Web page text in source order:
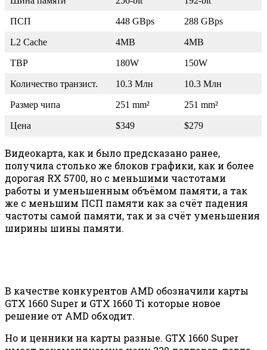
ПСП 448 GBps 288 GBps
L2 Cache 4MB 4MB
TBP 180W 150W
Количество транзист. 10.3 Млн 10.3 Млн
Размер чипа 251 mm² 251 mm²
Цена $349 $279
Видеокарта, как и было предсказано ранее,
получила столько же блоков графики, как и более
дорогая RX 5700, но с меньшими частотами
работы и уменьшенным объёмом памяти, а так
же с меньшим ПСП памяти как за счёт падения
частоты самой памяти, так и за счёт уменьшения
ширины шины памяти.
В качестве конкурентов AMD обозначили карты
GTX 1660 Super и GTX 1660 Ti которые новое
решение от AMD обходит.
Но и ценники на карты разные. GTX 1660 Super